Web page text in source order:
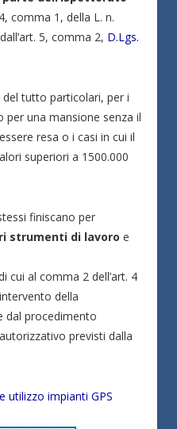
comma 1, della L. n.
5, comma 2, D.Lgs.
tutto particolari, per i
per una mansione senza il
resa o i casi in cui il
superiori a 1500.000
finiscano per
strumenti di lavoro e
cui al comma 2 dell’art. 4
della
dal procedimento
previsti dalla
utilizzo impianti GPS